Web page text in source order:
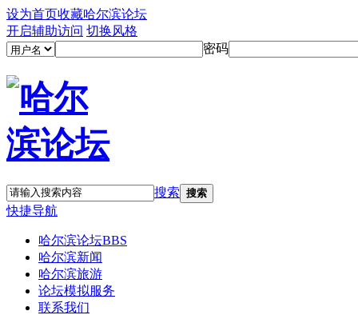
设为首页收藏哈尔滨论坛
开启辅助访问 切换风格
密码
搜索 搜索
快捷导航
哈尔滨论坛BBS
哈尔滨新闻
哈尔滨旅游
论坛模拟服务
联系我们